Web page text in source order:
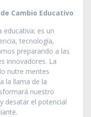
Cambio Educativo
educativa; es un
tecnología,
preparando a las
innovadores. La
nutre mentes
la llama de la
nuestro
desatar el potencial